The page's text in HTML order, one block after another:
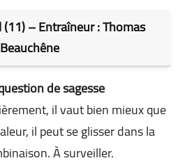
– Entraîneur : Thomas
Beauchêne
de sagesse
il vaut bien mieux que
il peut se glisser dans la
À surveiller.